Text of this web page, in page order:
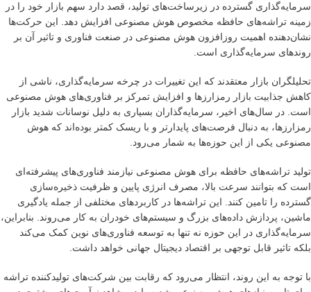
سرمایه‌گذاری گسترده در زیرساخت‌های تولید، قصد دارد سهم بازار خود را در
زمینه تراشه‌های حافظه مخصوص هوش مصنوعی افزایش دهد. این حرکت‌ها
نشان‌دهنده اهمیت روزافزون هوش مصنوعی در صنعت فناوری و تاثیر آن بر
روندهای سرمایه‌گذاری است.
تحلیلگران بازار معتقدند که این تغییرات در چرخه سرمایه‌گذاری، ناشی از
کاهش جذابیت بازار رمزارزها و افزایش تمرکز بر فناوری‌های هوش مصنوعی
است. در سال‌های اخیر، سرمایه‌گذاران بسیاری به دلیل نوسانات شدید بازار
رمزارزها، به دنبال فرصت‌های پایدارتر و با ریسک کمتر بوده‌اند که هوش
مصنوعی یکی از این حوزه‌ها به شمار می‌رود.
تولید تراشه‌های حافظه برای هوش مصنوعی نیازمند فناوری‌های پیشرفته‌ای
است که بتوانند سرعت بالا، مصرف انرژی پایین و ظرفیت ذخیره‌سازی
گسترده را تامین کنند. این تراشه‌ها در کاربردهای مختلفی از جمله یادگیری
ماشین، پردازش داده‌های بزرگ و سیستم‌های خودران به کار می‌روند. بنابراین،
سرمایه‌گذاری در این حوزه نه تنها به توسعه فناوری‌های نوین کمک می‌کند
بلکه تاثیر قابل توجهی بر اقتصاد دیجیتال جهانی خواهد داشت.
با توجه به این روند، انتظار می‌رود که رقابت بین شرکت‌های تولیدکننده تراشه